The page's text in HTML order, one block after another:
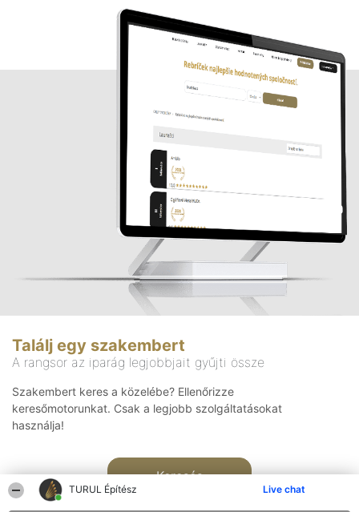
TURUL Építész Live chat
Találj egy szakembert
A rangsor az iparág legjobbjait gyűjti össze
Szakembert keres a közelébe? Ellenőrizze
keresőmotorunkat. Csak a legjobb szolgáltatásokat
használja!
Keresés